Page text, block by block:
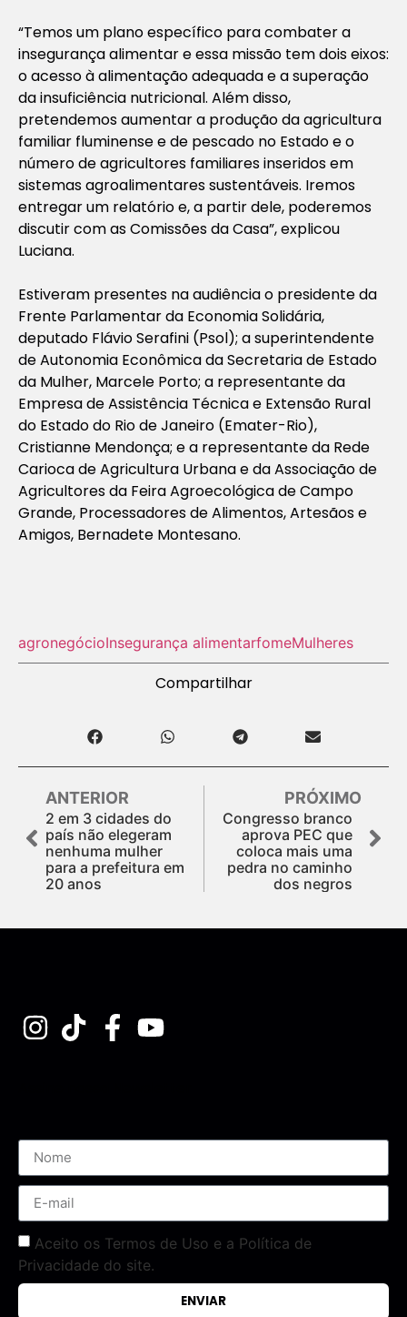
“Temos um plano específico para combater a
insegurança alimentar e essa missão tem dois eixos:
o acesso à alimentação adequada e a superação
da insuficiência nutricional. Além disso,
pretendemos aumentar a produção da agricultura
familiar fluminense e de pescado no Estado e o
número de agricultores familiares inseridos em
sistemas agroalimentares sustentáveis. Iremos
entregar um relatório e, a partir dele, poderemos
discutir com as Comissões da Casa”, explicou
Luciana.
Estiveram presentes na audiência o presidente da
Frente Parlamentar da Economia Solidária,
deputado Flávio Serafini (Psol); a superintendente
de Autonomia Econômica da Secretaria de Estado
da Mulher, Marcele Porto; a representante da
Empresa de Assistência Técnica e Extensão Rural
do Estado do Rio de Janeiro (Emater-Rio),
Cristianne Mendonça; e a representante da Rede
Carioca de Agricultura Urbana e da Associação de
Agricultores da Feira Agroecológica de Campo
Grande, Processadores de Alimentos, Artesãos e
Amigos, Bernadete Montesano.
agronegócioInsegurança alimentarfomeMulheres
Compartilhar
ANTERIOR
2 em 3 cidades do
país não elegeram
nenhuma mulher
para a prefeitura em
20 anos
PRÓXIMO
Congresso branco
aprova PEC que
coloca mais uma
pedra no caminho
dos negros
Aceito os Termos de Uso e a Política de
Privacidade do site.
ENVIAR